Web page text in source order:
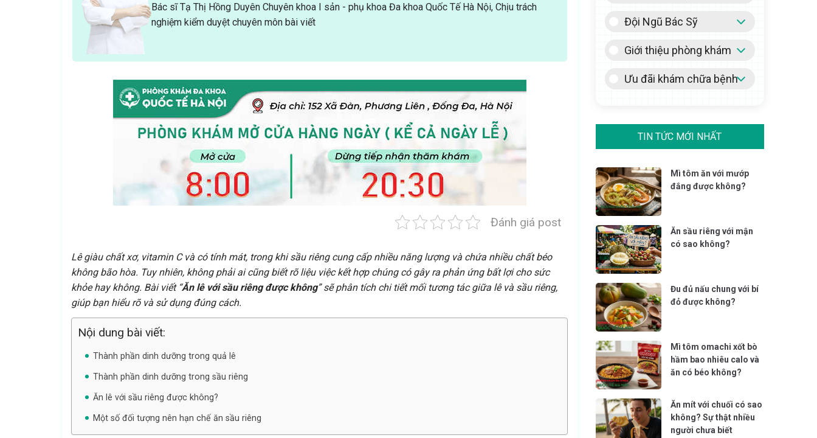
Bác sĩ Tạ Thị Hồng Duyên Chuyên khoa I sản - phụ khoa Đa khoa Quốc Tế Hà Nội, Chịu trách
nghiệm kiểm duyệt chuyên môn bài viết
Đánh giá post
Lê giàu chất xơ, vitamin C và có tính mát, trong khi sầu riêng cung cấp nhiều năng lượng và chứa nhiều chất béo
không bão hòa. Tuy nhiên, không phải ai cũng biết rõ liệu việc kết hợp chúng có gây ra phản ứng bất lợi cho sức
khỏe hay không. Bài viết “Ăn lê với sầu riêng được không” sẽ phân tích chi tiết mối tương tác giữa lê và sầu riêng,
giúp bạn hiểu rõ và sử dụng đúng cách.
Nội dung bài viết:
Thành phần dinh dưỡng trong quả lê
Thành phần dinh dưỡng trong sầu riêng
Ăn lê với sầu riêng được không?
Một số đối tượng nên hạn chế ăn sầu riêng
Đội Ngũ Bác Sỹ
Giới thiệu phòng khám
Ưu đãi khám chữa bệnh
TIN TỨC MỚI NHẤT
Mì tôm ăn với mướp
đắng được không?
Ăn sầu riêng với mận
có sao không?
Đu đủ nấu chung với bí
đỏ được không?
Mì tôm omachi xốt bò
hầm bao nhiêu calo và
ăn có béo không?
Ăn mít với chuối có sao
không? Sự thật nhiều
người chưa biết